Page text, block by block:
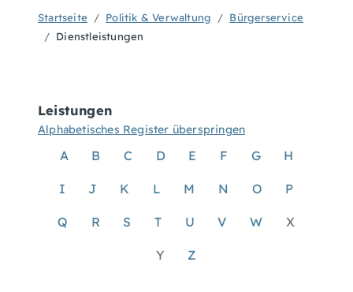
Startseite Politik & Verwaltung
Bürgerservice
Dienstleistungen
Leistungen
Alphabetisches Register überspringen
A B C D E F G H
I J K L M N O P
Q R S T U V W X
Y Z